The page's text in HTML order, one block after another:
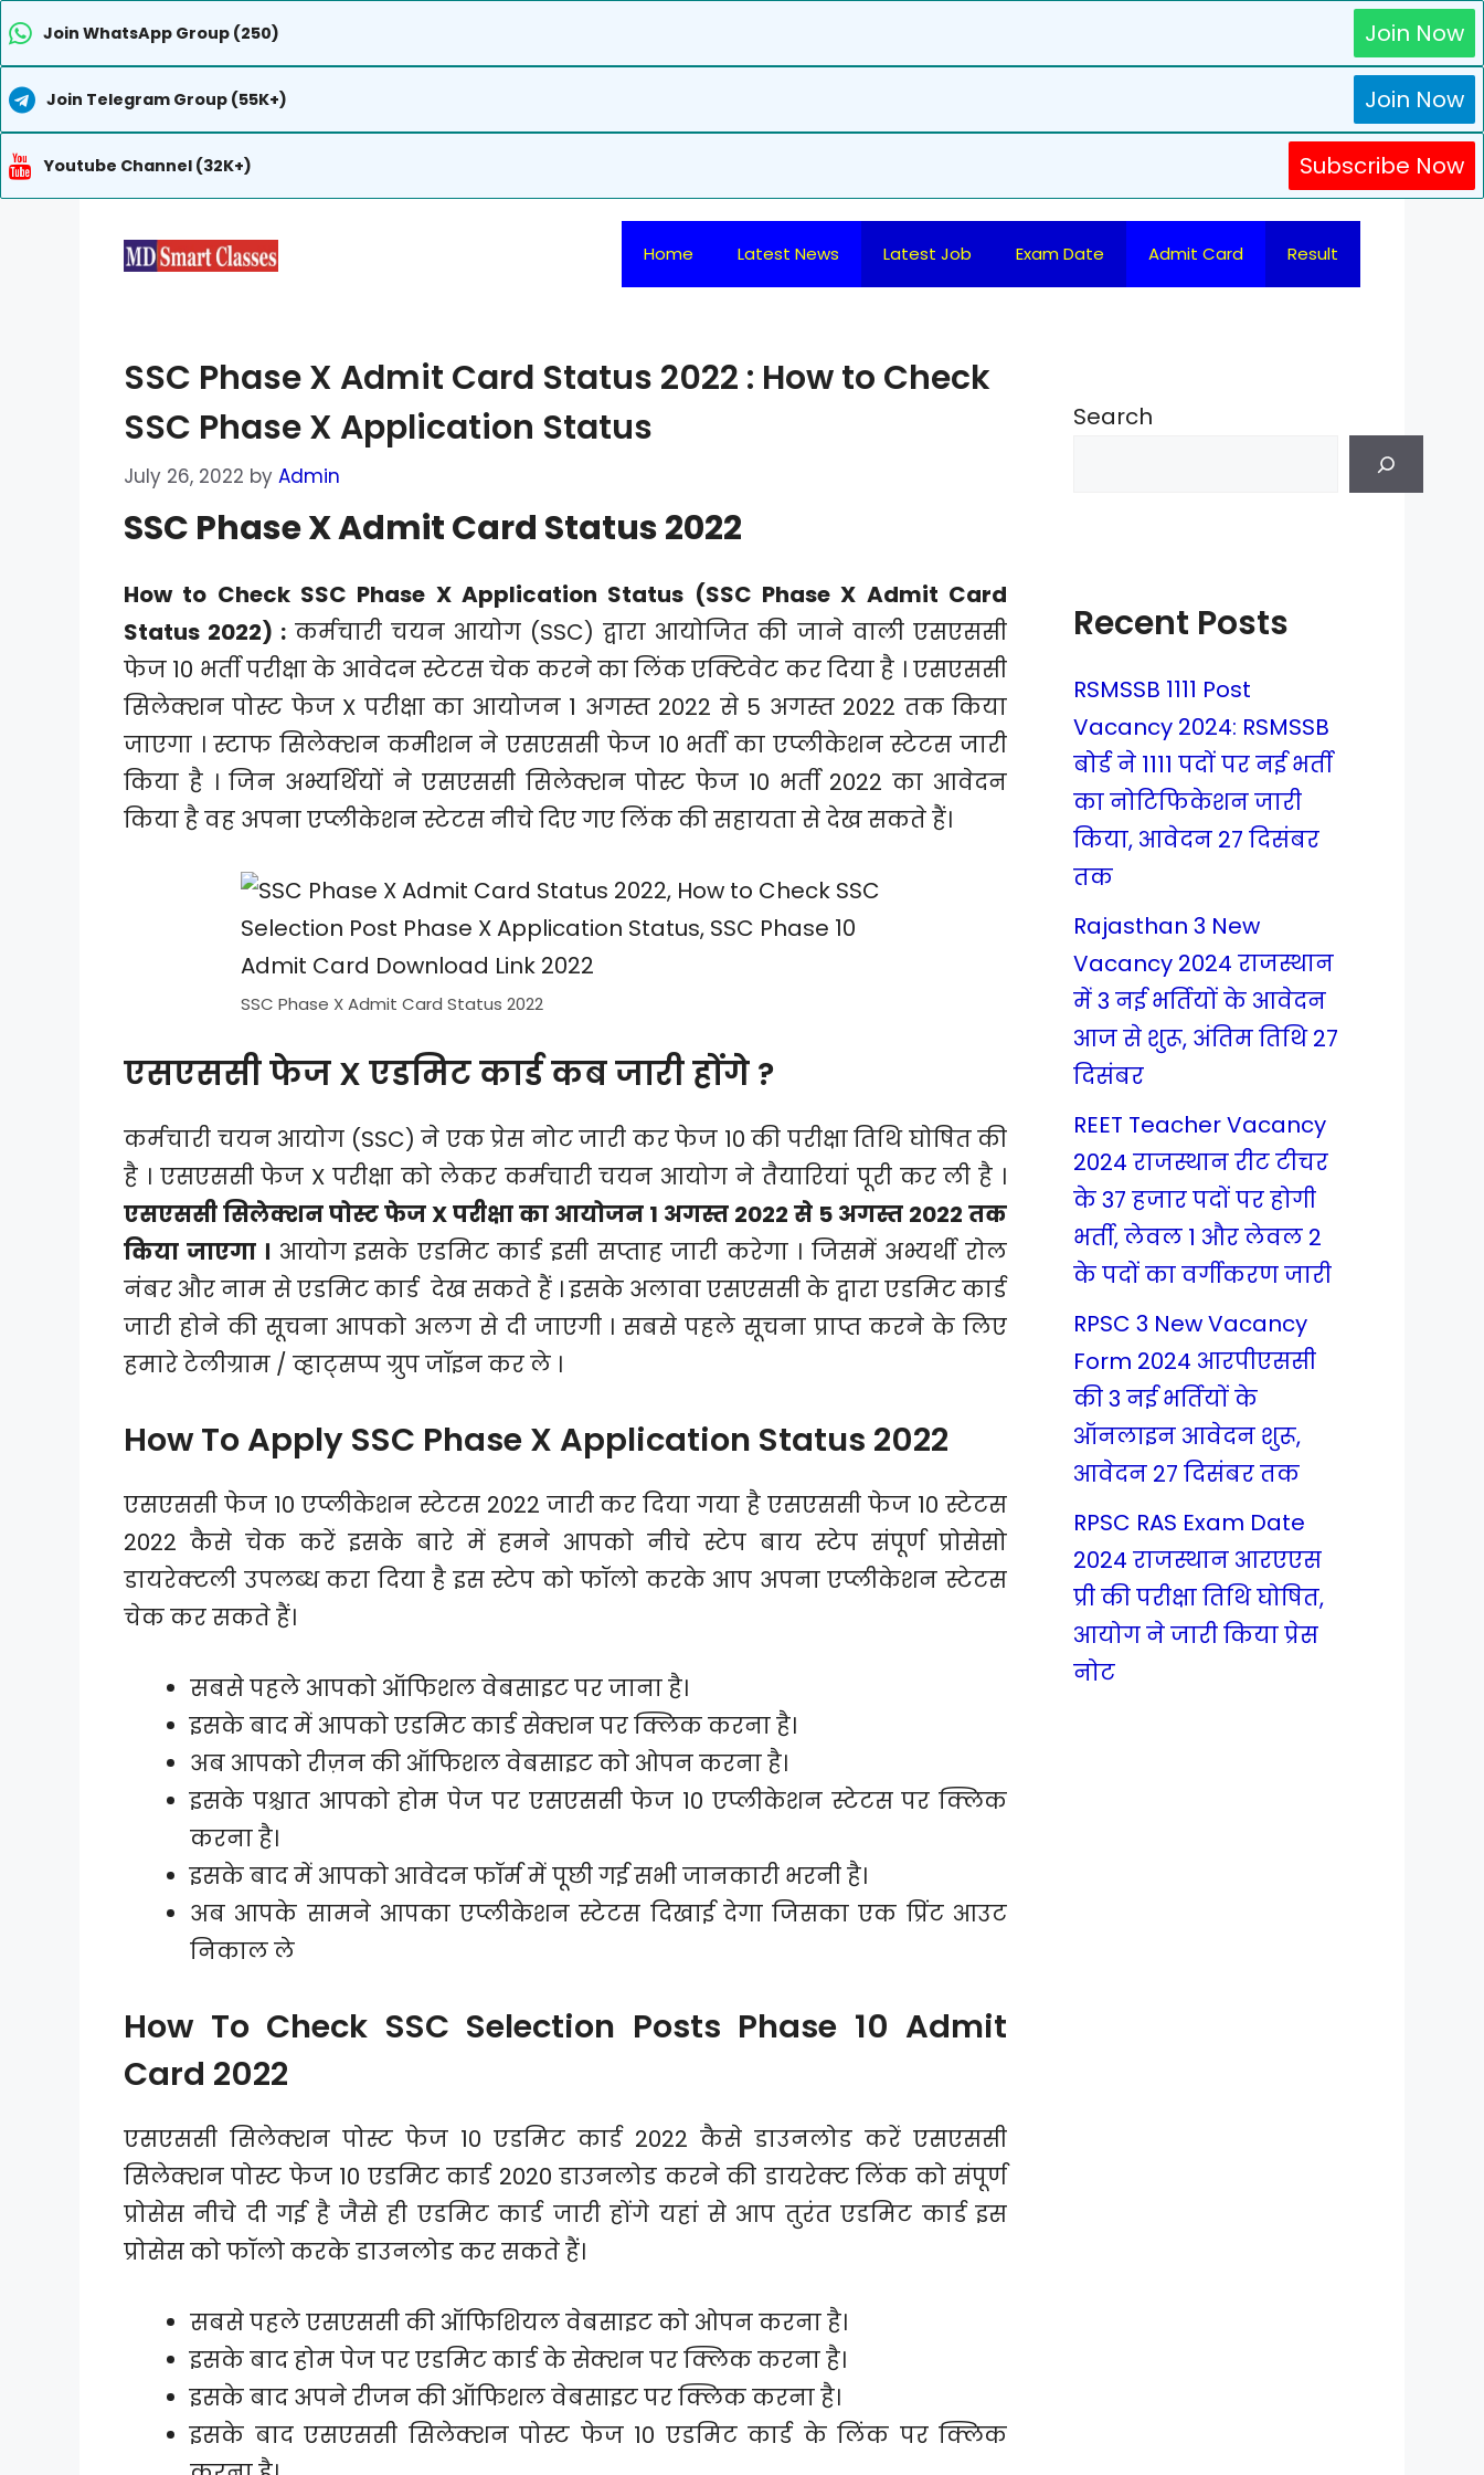
Join WhatsApp Group (250) Join Now
Join Telegram Group (55K+) Join Now
Youtube Channel (32K+)
Subscribe Now
Home Latest News Latest Job Exam Date Admit Card Result
SSC Phase X Admit Card Status 2022 : How to Check
SSC Phase X Application Status
July 26, 2022 by Admin
SSC Phase X Admit Card Status 2022
How to Check SSC Phase X Application Status (SSC Phase X Admit Card
Status 2022) : कर्मचारी चयन आयोग (SSC) द्वारा आयोजित की जाने वाली एसएससी
फेज 10 भर्ती परीक्षा के आवेदन स्टेटस चेक करने का लिंक एक्टिवेट कर दिया है । एसएससी
सिलेक्शन पोस्ट फेज X परीक्षा का आयोजन 1 अगस्त 2022 से 5 अगस्त 2022 तक किया
जाएगा । स्टाफ सिलेक्शन कमीशन ने एसएससी फेज 10 भर्ती का एप्लीकेशन स्टेटस जारी
किया है । जिन अभ्यर्थियों ने एसएससी सिलेक्शन पोस्ट फेज 10 भर्ती 2022 का आवेदन
किया है वह अपना एप्लीकेशन स्टेटस नीचे दिए गए लिंक की सहायता से देख सकते हैं।
SSC Phase X Admit Card Status 2022
एसएससी फेज X एडमिट कार्ड कब जारी होंगे ?
कर्मचारी चयन आयोग (SSC) ने एक प्रेस नोट जारी कर फेज 10 की परीक्षा तिथि घोषित की
है । एसएससी फेज X परीक्षा को लेकर कर्मचारी चयन आयोग ने तैयारियां पूरी कर ली है ।
एसएससी सिलेक्शन पोस्ट फेज X परीक्षा का आयोजन 1 अगस्त 2022 से 5 अगस्त 2022 तक
किया जाएगा । आयोग इसके एडमिट कार्ड इसी सप्ताह जारी करेगा । जिसमें अभ्यर्थी रोल
नंबर और नाम से एडमिट कार्ड देख सकते हैं । इसके अलावा एसएससी के द्वारा एडमिट कार्ड
जारी होने की सूचना आपको अलग से दी जाएगी । सबसे पहले सूचना प्राप्त करने के लिए
हमारे टेलीग्राम / व्हाट्सप्प ग्रुप जॉइन कर ले ।
How To Apply SSC Phase X Application Status 2022
एसएससी फेज 10 एप्लीकेशन स्टेटस 2022 जारी कर दिया गया है एसएससी फेज 10 स्टेटस
2022 कैसे चेक करें इसके बारे में हमने आपको नीचे स्टेप बाय स्टेप संपूर्ण प्रोसेसो
डायरेक्टली उपलब्ध करा दिया है इस स्टेप को फॉलो करके आप अपना एप्लीकेशन स्टेटस
चेक कर सकते हैं।
सबसे पहले आपको ऑफिशल वेबसाइट पर जाना है।
इसके बाद में आपको एडमिट कार्ड सेक्शन पर क्लिक करना है।
अब आपको रीज़न की ऑफिशल वेबसाइट को ओपन करना है।
इसके पश्चात आपको होम पेज पर एसएससी फेज 10 एप्लीकेशन स्टेटस पर क्लिक
करना है।
इसके बाद में आपको आवेदन फॉर्म में पूछी गई सभी जानकारी भरनी है।
अब आपके सामने आपका एप्लीकेशन स्टेटस दिखाई देगा जिसका एक प्रिंट आउट
निकाल ले
How To Check SSC Selection Posts Phase 10 Admit
Card 2022
एसएससी सिलेक्शन पोस्ट फेज 10 एडमिट कार्ड 2022 कैसे डाउनलोड करें एसएससी
सिलेक्शन पोस्ट फेज 10 एडमिट कार्ड 2020 डाउनलोड करने की डायरेक्ट लिंक को संपूर्ण
प्रोसेस नीचे दी गई है जैसे ही एडमिट कार्ड जारी होंगे यहां से आप तुरंत एडमिट कार्ड इस
प्रोसेस को फॉलो करके डाउनलोड कर सकते हैं।
सबसे पहले एसएससी की ऑफिशियल वेबसाइट को ओपन करना है।
इसके बाद होम पेज पर एडमिट कार्ड के सेक्शन पर क्लिक करना है।
इसके बाद अपने रीजन की ऑफिशल वेबसाइट पर क्लिक करना है।
इसके बाद एसएससी सिलेक्शन पोस्ट फेज 10 एडमिट कार्ड के लिंक पर क्लिक
Search
Recent Posts
RSMSSB 1111 Post
Vacancy 2024: RSMSSB
बोर्ड ने 1111 पदों पर नई भर्ती
का नोटिफिकेशन जारी
किया, आवेदन 27 दिसंबर
तक
Rajasthan 3 New
Vacancy 2024 राजस्थान
में 3 नई भर्तियों के आवेदन
आज से शुरू, अंतिम तिथि 27
दिसंबर
REET Teacher Vacancy
2024 राजस्थान रीट टीचर
के 37 हजार पदों पर होगी
भर्ती, लेवल 1 और लेवल 2
के पदों का वर्गीकरण जारी
RPSC 3 New Vacancy
Form 2024 आरपीएससी
की 3 नई भर्तियों के
ऑनलाइन आवेदन शुरू,
आवेदन 27 दिसंबर तक
RPSC RAS Exam Date
2024 राजस्थान आरएएस
प्री की परीक्षा तिथि घोषित,
आयोग ने जारी किया प्रेस
नोट